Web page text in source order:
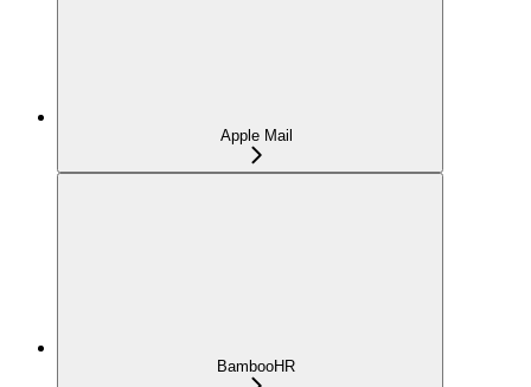
Apple Mail
BambooHR